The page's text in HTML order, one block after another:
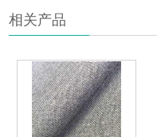
相关产品